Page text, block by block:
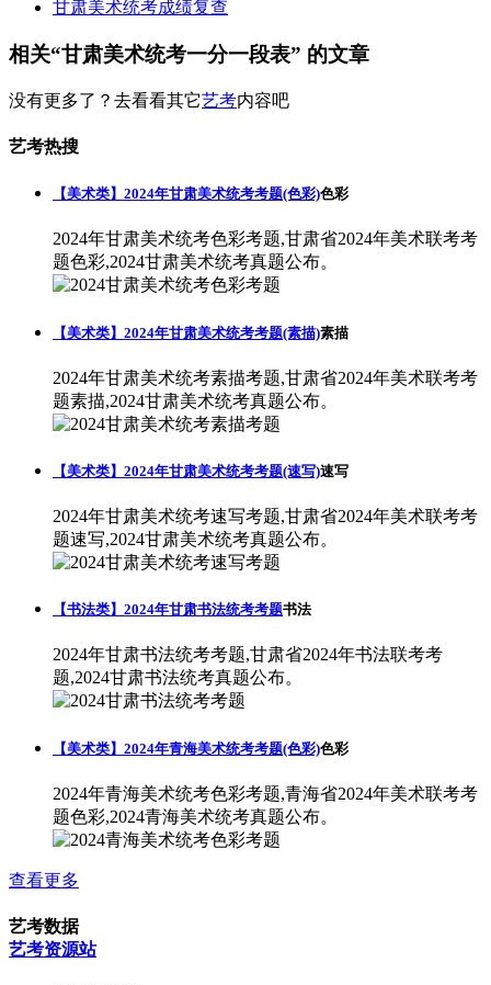
甘肃美术统考成绩复查
相关“甘肃美术统考一分一段表” 的文章
没有更多了？去看看其它艺考内容吧
艺考热搜
【美术类】2024年甘肃美术统考考题(色彩)色彩
2024年甘肃美术统考色彩考题,甘肃省2024年美术联考考
题色彩,2024甘肃美术统考真题公布。
【美术类】2024年甘肃美术统考考题(素描)素描
2024年甘肃美术统考素描考题,甘肃省2024年美术联考考
题素描,2024甘肃美术统考真题公布。
【美术类】2024年甘肃美术统考考题(速写)速写
2024年甘肃美术统考速写考题,甘肃省2024年美术联考考
题速写,2024甘肃美术统考真题公布。
【书法类】2024年甘肃书法统考考题书法
2024年甘肃书法统考考题,甘肃省2024年书法联考考
题,2024甘肃书法统考真题公布。
【美术类】2024年青海美术统考考题(色彩)色彩
2024年青海美术统考色彩考题,青海省2024年美术联考考
题色彩,2024青海美术统考真题公布。
查看更多
艺考数据
艺考资源站